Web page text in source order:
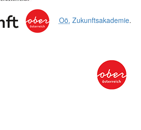
Oö. Zukunftsakademie.